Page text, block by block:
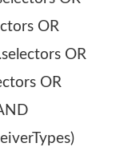
OR
OR
OR